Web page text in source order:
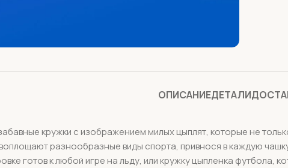
ОПИСАНИЕДЕТАЛИ
кружки с изображением милых цыплят, которые не
разнообразные виды спорта, привнося в каждую
готов к любой игре на льду, или кружку цыпленка